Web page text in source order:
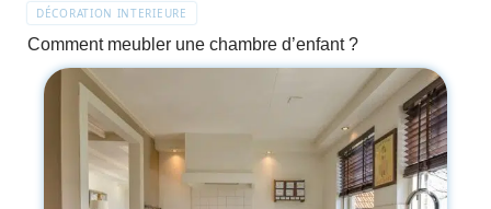
DÉCORATION INTERIEURE
Comment meubler une chambre d’enfant ?